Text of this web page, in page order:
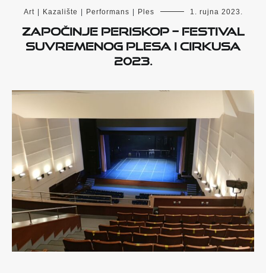
Art | Kazalište | Performans | Ples 1. rujna 2023.
Započinje PERISKOP – Festival
suvremenog plesa i cirkusa
2023.